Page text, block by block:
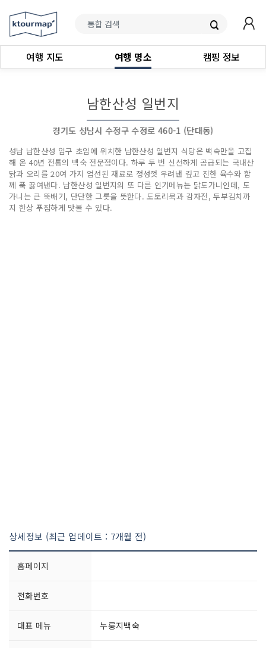
여행 지도 여행 명소 캠핑 정보
남한산성 일번지
경기도 성남시 수정구 수정로 460-1 (단대동)
성남 남한산성 입구 초입에 위치한 남한산성 일번지 식당은 백숙만을 고집
해 온 40년 전통의 백숙 전문점이다. 하루 두 번 신선하게 공급되는 국내산
닭과 오리를 20여 가지 엄선된 재료로 정성껏 우려낸 깊고 진한 육수와 함
께 푹 끓여낸다. 남한산성 일번지의 또 다른 인기메뉴는 닭도가니인데, 도
가니는 큰 뚝배기, 단단한 그릇을 뜻한다. 도토리묵과 감자전, 두부김치까
지 한상 푸짐하게 맛볼 수 있다.
상세정보 (최근 업데이트 : 7개월 전)
홈페이지
전화번호
대표 메뉴 누룽지백숙